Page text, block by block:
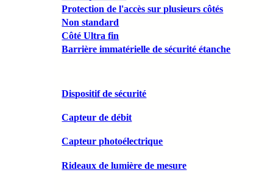
Protection de l'accès sur plusieurs côtés
Non standard
Côté Ultra fin
Barrière immatérielle de sécurité étanche
Dispositif de sécurité
Capteur de débit
Capteur photoélectrique
Rideaux de lumière de mesure